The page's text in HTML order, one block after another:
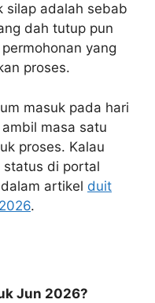
silap adalah sebab
dah tutup pun
yang
proses.
masuk pada hari
masa satu
proses. Kalau
status di portal
artikel duit
.
Jun 2026?